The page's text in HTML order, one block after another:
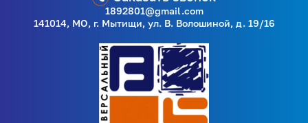
1892801@gmail.com
141014, МО, г. Мытищи, ул. В. Волошиной, д. 19/16